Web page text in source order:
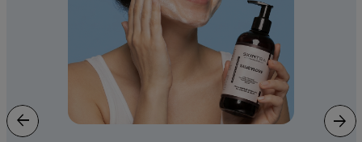
Previous Next